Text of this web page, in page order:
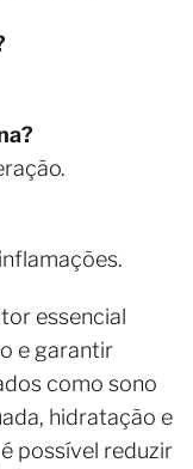
essencial
e garantir
como sono
hidratação e
possível reduzir